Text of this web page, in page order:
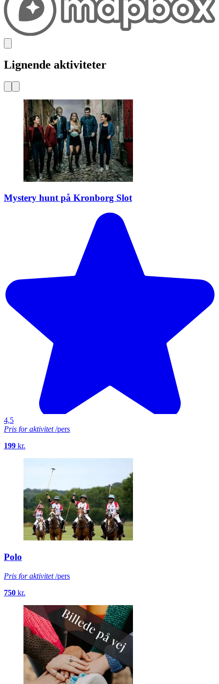
Praktiske rammer
Aktiviteten afvikles ved Havreholm Slot i Nordsjælland og kan
tilpasses forskellige behov. Varigheden varierer fra 1 til 4 timer, og
Hvor er det henne
Klosterrisvej 4, Hornbæk
Lignende aktiviteter
Mystery hunt på Kronborg Slot
Pris for aktivitet/pers
199 kr.